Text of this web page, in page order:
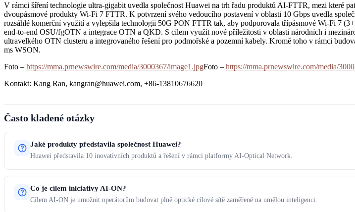
V rámci šíření technologie ultra-gigabit uvedla společnost Huawei na trh řadu produktů AI-FTTR, mezi které
dvoupásmové produkty Wi-Fi 7 FTTR. K potvrzení svého vedoucího postavení v oblasti 10 Gbps uvedla
rozsáhlé komerční využití a vylepšila technologii 50G PON FTTR tak, aby podporovala třípásmové Wi-Fi 7
end-to-end OSU/fgOTN a integrace OTN a QKD. S cílem využít nové příležitosti v oblasti národních i
ultravelkého OTN clusteru a integrovaného řešení pro podmořské a pozemní kabely. Kromě toho v rámci
ms WSON.
Foto – https://mma.prnewswire.com/media/3000367/image1.jpgFoto – https://mma.prnewswire.com/media/
Kontakt: Kang Ran, kangran@huawei.com, +86-13810676620
Často kladené otázky
Jaké produkty představila společnost Huawei?
Huawei představila 10 inovativních produktů a řešení v rámci platformy AI-Optical Network.
Co je cílem iniciativy AI-ON?
Cílem AI-ON je umožnit operátorům budovat plně optické cílové sítě zaměřené na umělou inteligenci.